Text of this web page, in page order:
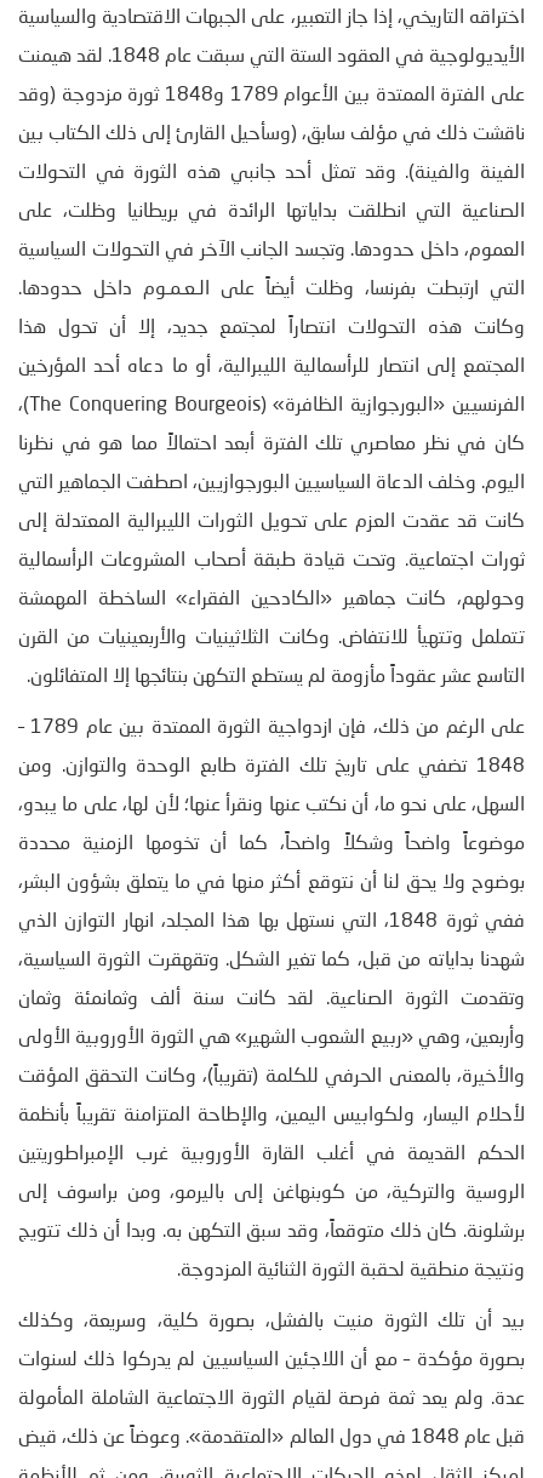
اختراقه التاريخي، إذا جاز التعبير، على الجبهات الاقتصادية والسياسية
الأيديولوجية في العقود الستة التي سبقت عام 1848. لقد هيمنت
على الفترة الممتدة بين الأعوام 1789 و1848 ثورة مزدوجة (وقد
ناقشت ذلك في مؤلف سابق، (وسأحيل القارئ إلى ذلك الكتاب بين
الفينة والفينة). وقد تمثل أحد جانبي هذه الثورة في التحولات
الصناعية التي انطلقت بداياتها الرائدة في بريطانيا وظلت، على
العموم، داخل حدودها. وتجسد الجانب الآخر في التحولات السياسية
التي ارتبطت بفرنسا، وظلت أيضاً على الـعـمـوم داخل حدودها.
وكانت هذه التحولات انتصاراً لمجتمع جديد، إلا أن تحول هذا
المجتمع إلى انتصار للرأسمالية الليبرالية، أو ما دعاه أحد المؤرخين
الفرنسيين «البورجوازية الظافرة» (The Conquering Bourgeois)،
كان في نظر معاصري تلك الفترة أبعد احتمالاً مما هو في نظرنا
اليوم. وخلف الدعاة السياسيين البورجوازيين، اصطفت الجماهير التي
كانت قد عقدت العزم على تحويل الثورات الليبرالية المعتدلة إلى
ثورات اجتماعية. وتحت قيادة طبقة أصحاب المشروعات الرأسمالية
وحولهم، كانت جماهير «الكادحين الفقراء» الساخطة المهمشة
تتململ وتتهيأ للانتفاض. وكانت الثلاثينيات والأربعينيات من القرن
التاسع عشر عقوداً مأزومة لم يستطع التكهن بنتائجها إلا المتفائلون.
على الرغم من ذلك، فإن ازدواجية الثورة الممتدة بين عام 1789 –
1848 تضفي على تاريخ تلك الفترة طابع الوحدة والتوازن. ومن
السهل، على نحو ما، أن نكتب عنها ونقرأ عنها؛ لأن لها، على ما يبدو،
موضوعاً واضحاً وشكلاً واضحاً، كما أن تخومها الزمنية محددة
بوضوح ولا يحق لنا أن نتوقع أكثر منها في ما يتعلق بشؤون البشر،
ففي ثورة 1848، التي نستهل بها هذا المجلد، انهار التوازن الذي
شهدنا بداياته من قبل، كما تغير الشكل. وتقهقرت الثورة السياسية،
وتقدمت الثورة الصناعية. لقد كانت سنة ألف وثمانمئة وثمان
وأربعين، وهي «ربيع الشعوب الشهير» هي الثورة الأوروبية الأولى
والأخيرة، بالمعنى الحرفي للكلمة (تقريباً)، وكانت التحقق المؤقت
لأحلام اليسار، ولكوابيس اليمين، والإطاحة المتزامنة تقريباً بأنظمة
الحكم القديمة في أغلب القارة الأوروبية غرب الإمبراطوريتين
الروسية والتركية، من كوبنهاغن إلى باليرمو، ومن براسوف إلى
برشلونة. كان ذلك متوقعاً، وقد سبق التكهن به. وبدا أن ذلك تتويج
ونتيجة منطقية لحقبة الثورة الثنائية المزدوجة.
بيد أن تلك الثورة منيت بالفشل، بصورة كلية، وسريعة، وكذلك
بصورة مؤكدة – مع أن اللاجئين السياسيين لم يدركوا ذلك لسنوات
عدة. ولم يعد ثمة فرصة لقيام الثورة الاجتماعية الشاملة المأمولة
قبل عام 1848 في دول العالم «المتقدمة». وعوضاً عن ذلك، قيض